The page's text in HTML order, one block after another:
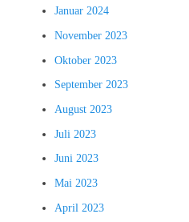
Januar 2024
November 2023
Oktober 2023
September 2023
August 2023
Juli 2023
Juni 2023
Mai 2023
April 2023